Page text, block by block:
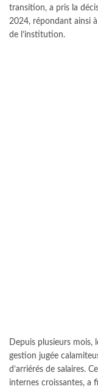
transition, a pris la
2024, répondant ainsi
de l’institution.
Depuis plusieurs mois,
gestion jugée
d’arriérés de salaires.
internes croissantes, a